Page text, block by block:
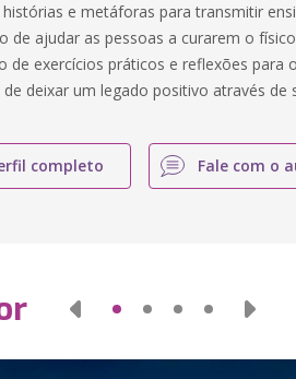
histórias e metáforas para transmitir
de ajudar as pessoas a curarem o
de exercícios práticos e reflexões para
de deixar um legado positivo através de
completo Fale com o